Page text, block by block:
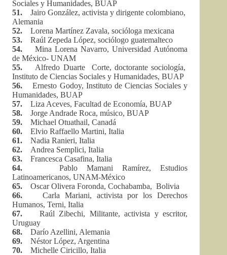
Sociales y Humanidades, BUAP
51.
Jairo González, activista y dirigente colombiano,
Alemania
52. Lorena Martínez Zavala, socióloga mexicana
53. Raúl Zepeda López, sociólogo guatemalteco
54. Mina Lorena Navarro, Universidad Autónoma
de México- UNAM
55.
Alfredo Duarte Corte, doctorante sociología,
Instituto de Ciencias Sociales y Humanidades, BUAP
56. Ernesto Godoy, Instituto de Ciencias Sociales y
Humanidades, BUAP
57.
Liza Aceves, Facultad de Economía, BUAP
58. Jorge Andrade Roca, músico, BUAP
59.
Michael Otuathail, Canadá
60.
Elvio Raffaello Martini, Italia
61.
Nadia Ranieri, Italia
62.
Andrea Semplici, Italia
63.
Francesca Casafina, Italia
64.
Pablo Mamani Ramírez, Estudios
Latinoamericanos, UNAM-México
65. Oscar Olivera Foronda, Cochabamba, Bolivia
66.
Carla Mariani, activista por los Derechos
Humanos, Terni, Italia
67. Raúl Zibechi, Militante, activista y escritor,
Uruguay
68.
Darío Azellini, Alemania
69.
Néstor López, Argentina
70.
Michelle Ciricillo, Italia